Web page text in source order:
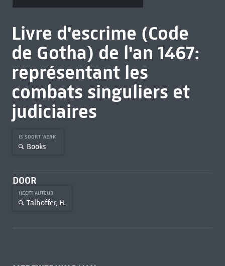
Livre d'escrime (Code
de Gotha) de l'an 1467:
représentant les
combats singuliers et
judiciaires
IS SOORT WERK
Books
DOOR
HEEFT AUTEUR
Talhoffer, H.